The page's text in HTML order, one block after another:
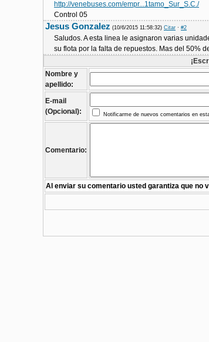
http://venebuses.com/empr...1tamo_Sur_S.C./
Control 05
Jesus Gonzalez (10/6/2015 11:58:32) Citar · #2
Saludos. A esta linea le asignaron varias
su flota por la falta de repuestos. Mas del 50%
Nombre y
apellido:
E-mail
(Opcional):
Notificarme de nuevos comentarios en
Comentario:
Al enviar su comentario usted garantiza que no